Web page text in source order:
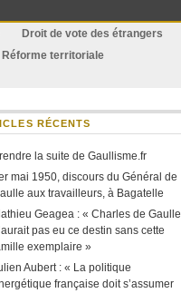
Droit de vote des étrangers
Réforme territoriale
RÉCENTS
la suite de Gaullisme.fr
mai 1950, discours du Général de
aux travailleurs, à Bagatelle
Geagea : « Charles de Gaulle
pas eu ce destin sans cette
exemplaire »
Aubert : « La politique
française doit s’assumer